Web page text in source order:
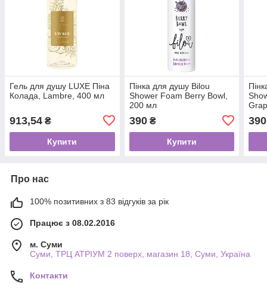
Гель для душу LUXE Піна
Колада, Lambre, 400 мл
913,54 ₴
Купити
Пінка для душу Bilou
Shower Foam Berry Bowl,
200 мл
390₴
Купити
390
Про нас
100% позитивних з 83 відгуків за рік
Працює з 08.02.2016
м. Суми
Суми, ТРЦ АТРІУМ 2 поверх, магазин 18, Суми, Україна
Контакти